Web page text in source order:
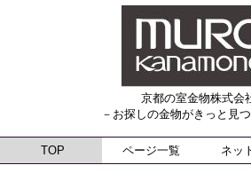
京都の室金物株式会
－お探しの金物がきっと見
TOP ページ一覧 ネッ